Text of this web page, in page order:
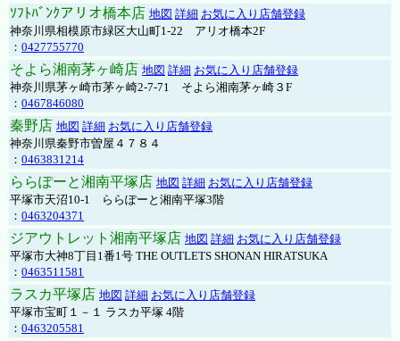
ｿﾌﾄﾊﾞﾝｸアリオ橋本店 地図 詳細 お気に入り店舗登録
神奈川県相模原市緑区大山町1-22 アリオ橋本2F
： 0427755770
そよら湘南茅ヶ崎店 地図 詳細 お気に入り店舗登録
神奈川県茅ヶ崎市茅ヶ崎2‐7‐71 そよら湘南茅ヶ崎３F
： 0467846080
秦野店 地図 詳細 お気に入り店舗登録
神奈川県秦野市曽屋４７８４
： 0463831214
ららぽーと湘南平塚店 地図 詳細 お気に入り店舗登録
平塚市天沼10-1 ららぽーと湘南平塚3階
： 0463204371
ジアウトレット湘南平塚店 地図 詳細 お気に入り店舗登録
平塚市大神8丁目1番1号 THE OUTLETS SHONAN HIRATSUKA
： 0463511581
ラスカ平塚店 地図 詳細 お気に入り店舗登録
平塚市宝町１－１ ラスカ平塚 4階
： 0463205581